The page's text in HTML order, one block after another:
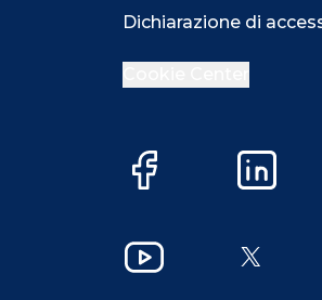
Dichiarazione di
Facebook LinkedIn
YouTube X
Accetta Più